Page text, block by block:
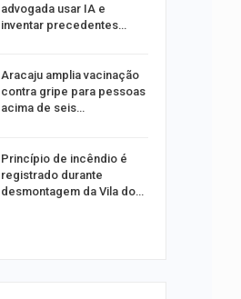
advogada usar IA e
inventar precedentes…
Aracaju amplia vacinação
contra gripe para pessoas
acima de seis…
Princípio de incêndio é
registrado durante
desmontagem da Vila do…